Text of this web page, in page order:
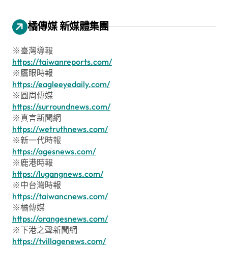
橘傳媒 新媒體集團
※臺灣導報
https://taiwanreports.com/
※鷹眼時報
https://eagleeyedaily.com/
※圓周傳媒
https://surroundnews.com/
※真言新聞網
https://wetruthnews.com/
※新一代時報
https://agesnews.com/
※鹿港時報
https://lugangnews.com/
※中台灣時報
https://taiwancnews.com/
※橘傳媒
https://orangesnews.com/
※下港之聲新聞網
https://tvillagenews.com/